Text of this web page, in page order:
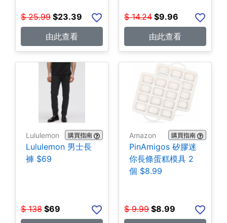
$ 25.99 $23.39
由此查看
$ 14.24 $9.96
由此查看
Lululemon 購買指南
Lululemon 男士長
褲 $69
$ 138 $69
Amazon 購買指南
PinAmigos 矽膠迷
你長條蛋糕模具 2
個 $8.99
$ 9.99 $8.99